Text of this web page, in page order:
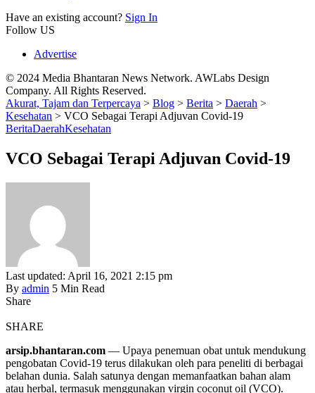
Have an existing account? Sign In
Follow US
Advertise
© 2024 Media Bhantaran News Network. AWLabs Design
Company. All Rights Reserved.
Akurat, Tajam dan Terpercaya > Blog > Berita > Daerah >
Kesehatan > VCO Sebagai Terapi Adjuvan Covid-19
BeritaDaerahKesehatan
VCO Sebagai Terapi Adjuvan Covid-19
Last updated: April 16, 2021 2:15 pm
By admin 5 Min Read
Share
SHARE
arsip.bhantaran.com — Upaya penemuan obat untuk mendukung
pengobatan Covid-19 terus dilakukan oleh para peneliti di berbagai
belahan dunia. Salah satunya dengan memanfaatkan bahan alam
atau herbal, termasuk menggunakan virgin coconut oil (VCO).